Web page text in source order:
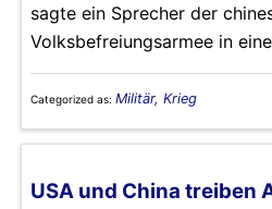
sagte ein Sprecher der
Volksbefreiungsarmee in
Categorized as: Militär, Krieg
USA und China treiben